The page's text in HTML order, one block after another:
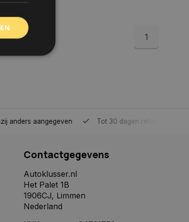
1
aangegeven Tot 30 dagen retour sturen.
Contactgegevens
Autoklusser.nl
Het Palet 1B
1906CJ, Limmen
Nederland
slaat